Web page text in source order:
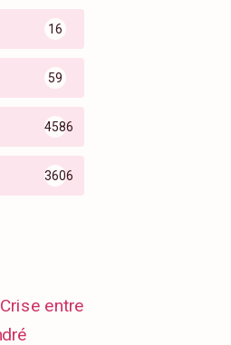
16
59
4586
3606